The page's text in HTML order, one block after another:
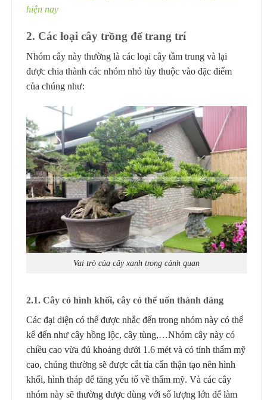
hiện nay
2. Các loại cây trồng để trang trí
Nhóm cây này thường là các loại cây tầm trung và lại
được chia thành các nhóm nhỏ tùy thuộc vào đặc điểm
của chúng như:
Vai trò của cây xanh trong cảnh quan
2.1. Cây có hình khối, cây có thể uốn thành dáng
Các đại diện có thể được nhắc đến trong nhóm này có thể
kể đến như cây hồng lộc, cây tùng,…Nhóm cây này có
chiều cao vừa đủ khoảng dưới 1.6 mét và có tính thẩm mỹ
cao, chúng thường sẽ được cắt tỉa cẩn thận tạo nên hình
khối, hình tháp để tăng yếu tố về thẩm mỹ. Và các cây
nhóm này sẽ thường được dùng với số lượng lớn để làm